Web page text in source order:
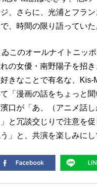
、さらに、光浦とフラ
、時間の限り語っていた
このオールナイトニッ
の女優・南野陽子を招
きなことで有名な、Kis-
「漫画の話をちょっと
口が「あ、（アニメ話
と冗談交じりで注意を
」と、共演を楽しみにし